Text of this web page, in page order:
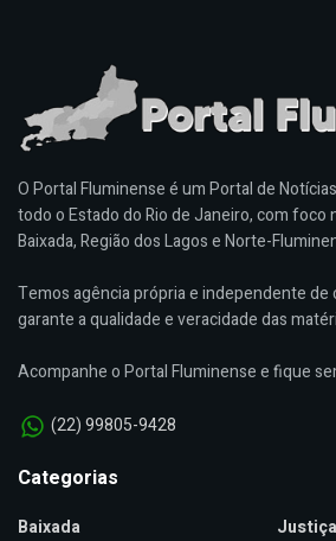
O Portal Fluminense é um Portal de
todo o Estado do Rio de Janeiro, com foco
Baixada, Região dos Lagos e Norte-
Temos agência própria e independente
garante a qualidade e veracidade das
Acompanhe o Portal Fluminense e fique
(22) 99805-9428
Categorias
Baixada
Justiça